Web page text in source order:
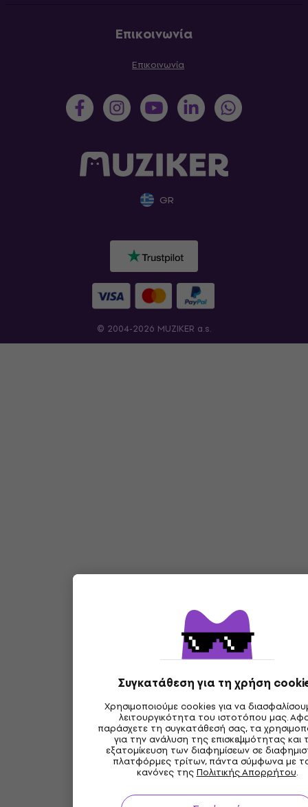
Συγκατάθεση για τη χρήση
Χρησιμοποιούμε cookies για να
λειτουργικότητα του ιστοτόπου μας.
παράσχετε τη συγκατάθεσή σας, τα
για την ανάλυση της επισκεψιμότητας και
εξατομίκευση των διαφημίσεων σε
πλατφόρμες τρίτων, πάντα σύμφωνα με
κανόνες τηςΠολιτικής Απορρήτου.
Επικοινωνία
Επικοινωνία
GR
© 2004-2026 MUZIKER a.s.